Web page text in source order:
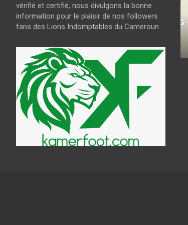
vérifié et certifié, nous divulgons la bonne
information pour le plaisir de nos followers
fans des Lions Indomptables du Cameroun
CAN Féminine : le
programme des quarts de
août 8, 2026 kamerfoot